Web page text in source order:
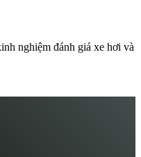
nghiệm đánh giá xe hơi và